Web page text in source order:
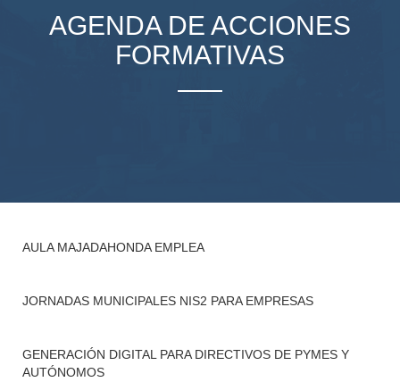
AGENDA DE ACCIONES
FORMATIVAS
AULA MAJADAHONDA EMPLEA
JORNADAS MUNICIPALES NIS2 PARA EMPRESAS
GENERACIÓN DIGITAL PARA DIRECTIVOS DE PYMES Y
AUTÓNOMOS